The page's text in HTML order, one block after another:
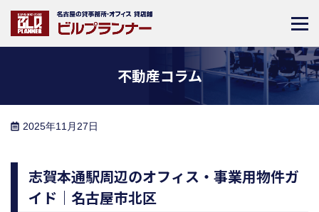
不動産コラム
2025年11月27日
志賀本通駅周辺のオフィス・事業用物件ガ
イド｜名古屋市北区